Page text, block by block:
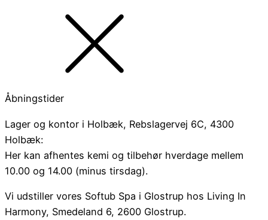
Åbningstider
Lager og kontor i Holbæk, Rebslagervej 6C, 4300
Holbæk:
Her kan afhentes kemi og tilbehør hverdage mellem
10.00 og 14.00 (minus tirsdag).
Vi udstiller vores Softub Spa i Glostrup hos Living In
Harmony, Smedeland 6, 2600 Glostrup.